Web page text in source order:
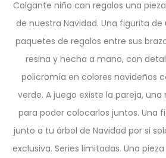
Colgante niño con regalos una
de nuestra Navidad. Una figurita
paquetes de regalos entre sus
resina y hecha a mano, con
policromía en colores navideños
verde. A juego existe la pareja,
para poder colocarlos juntos. Una
junto a tu árbol de Navidad por si
exclusiva. Series limitadas. Una